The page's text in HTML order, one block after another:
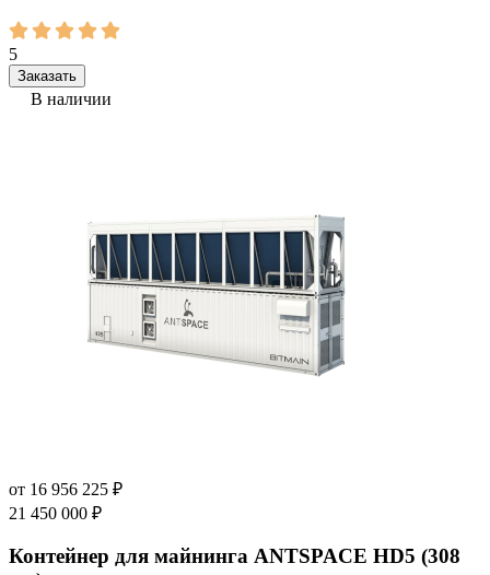
5
Заказать
В наличии
от 16 956 225 ₽
21 450 000 ₽
Контейнер для майнинга ANTSPACE HD5 (308